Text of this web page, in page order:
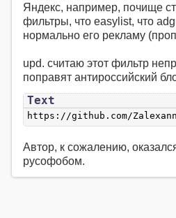
Яндекс, например, почище
фильтры, что easylist, что
нормально его рекламу
upd. считаю этот фильтр
поправят антироссийский
Text
https://github.com/
Автор, к сожалению,
русофобом.